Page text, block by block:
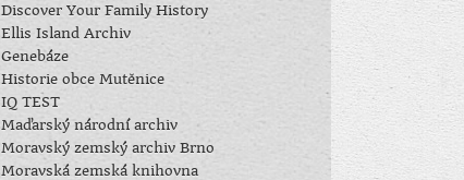
Discover Your Family History
Ellis Island Archiv
Genebáze
Historie obce Mutěnice
IQ TEST
Maďarský národní archiv
Moravský zemský archiv Brno
Moravská zemská knihovna